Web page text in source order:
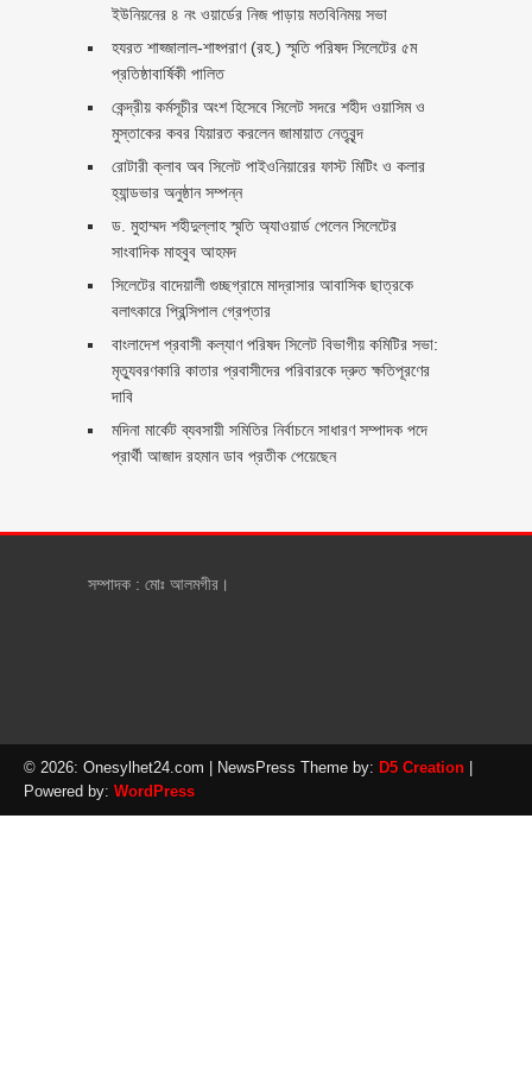
ইউনিয়নের ৪ নং ওয়ার্ডের নিজ পাড়ায় মতবিনিময় সভা
হযরত শাহ্জালাল-শাহ্পরাণ (রহ.) স্মৃতি পরিষদ সিলেটের ৫ম
প্রতিষ্ঠাবার্ষিকী পালিত ‎​
কেন্দ্রীয় কর্মসূচীর অংশ হিসেবে সিলেট সদরে শহীদ ওয়াসিম ও
মুস্তাকের কবর যিয়ারত করলেন জামায়াত নেতৃবৃন্দ ‎
রোটারী ক্লাব অব সিলেট পাইওনিয়ারের ফাস্ট মিটিং ও কলার
হ্যান্ডভার অনুষ্ঠান সম্পন্ন
ড. মুহাম্মদ শহীদুল্লাহ স্মৃতি অ্যাওয়ার্ড পেলেন সিলেটের
সাংবাদিক মাহবুব আহমদ
সিলেটের বাদেয়ালী গুচ্ছগ্রামে মাদ্রাসার আবাসিক ছাত্রকে
বলাৎকারে প্রিন্সিপাল গ্রেপ্তার ‎
বাংলাদেশ প্রবাসী কল্যাণ পরিষদ সিলেট বিভাগীয় কমিটির সভা:
মৃত্যুবরণকারি কাতার প্রবাসীদের পরিবারকে দ্রুত ক্ষতিপূরণের
দাবি
মদিনা মার্কেট ব্যবসায়ী সমিতির নির্বাচনে সাধারণ সম্পাদক পদে
প্রার্থী আজাদ রহমান ডাব প্রতীক পেয়েছেন ‎
সম্পাদক : মোঃ আলমগীর।
© 2026: Onesylhet24.com | NewsPress Theme by: D5 Creation
Powered by: WordPress